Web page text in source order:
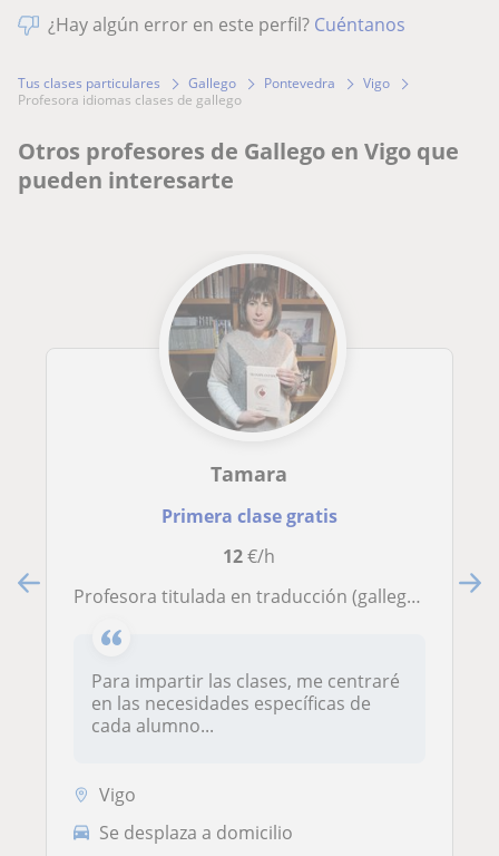
¿Hay algún error en este perfil? Cuéntanos
Tus clases particulares Gallego Pontevedra
Vigo
profesora idiomas clases de gallego
Otros profesores de Gallego en Vigo que
pueden interesarte
Tamara
Primera clase gratis
12€/h
Profesora titulada en traducción (gallego-francés) con 13 años de experiencia.
Para impartir las clases, me centraré
en las necesidades específicas de
cada alumno...
Vigo
Se desplaza a domicilio